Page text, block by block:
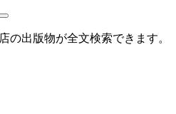
の出版物が全文検索できます。